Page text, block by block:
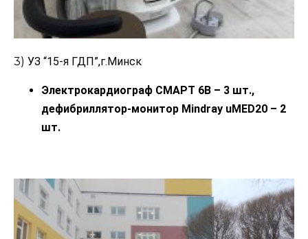
3) УЗ “15-я ГДП”,г.Минск
Электрокардиограф СМАРТ 6В – 3 шт.,
дефибриллятор-монитор Mindray uMED20 – 2
шт.